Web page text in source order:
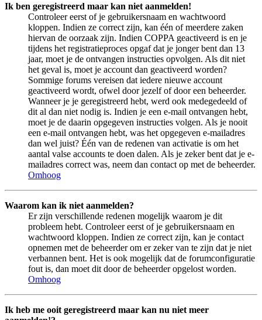
Ik ben geregistreerd maar kan niet aanmelden!
Controleer eerst of je gebruikersnaam en wachtwoord
kloppen. Indien ze correct zijn, kan één of meerdere zaken
hiervan de oorzaak zijn. Indien COPPA geactiveerd is en je
tijdens het registratieproces opgaf dat je jonger bent dan 13
jaar, moet je de ontvangen instructies opvolgen. Als dit niet
het geval is, moet je account dan geactiveerd worden?
Sommige forums vereisen dat iedere nieuwe account
geactiveerd wordt, ofwel door jezelf of door een beheerder.
Wanneer je je geregistreerd hebt, werd ook medegedeeld of
dit al dan niet nodig is. Indien je een e-mail ontvangen hebt,
moet je de daarin opgegeven instructies volgen. Als je nooit
een e-mail ontvangen hebt, was het opgegeven e-mailadres
dan wel juist? Één van de redenen van activatie is om het
aantal valse accounts te doen dalen. Als je zeker bent dat je e-
mailadres correct was, neem dan contact op met de beheerder.
Omhoog
Waarom kan ik niet aanmelden?
Er zijn verschillende redenen mogelijk waarom je dit
probleem hebt. Controleer eerst of je gebruikersnaam en
wachtwoord kloppen. Indien ze correct zijn, kan je contact
opnemen met de beheerder om er zeker van te zijn dat je niet
verbannen bent. Het is ook mogelijk dat de forumconfiguratie
fout is, dan moet dit door de beheerder opgelost worden.
Omhoog
Ik heb me ooit geregistreerd maar kan nu niet meer